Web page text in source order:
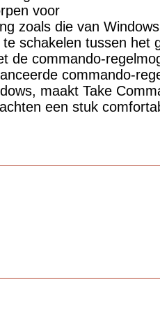
voor
zoals die van
schakelen tussen het
de commando-
commando-
maakt Take
een stuk